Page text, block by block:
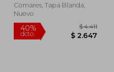
Comares, Tapa Blanda,
Nuevo